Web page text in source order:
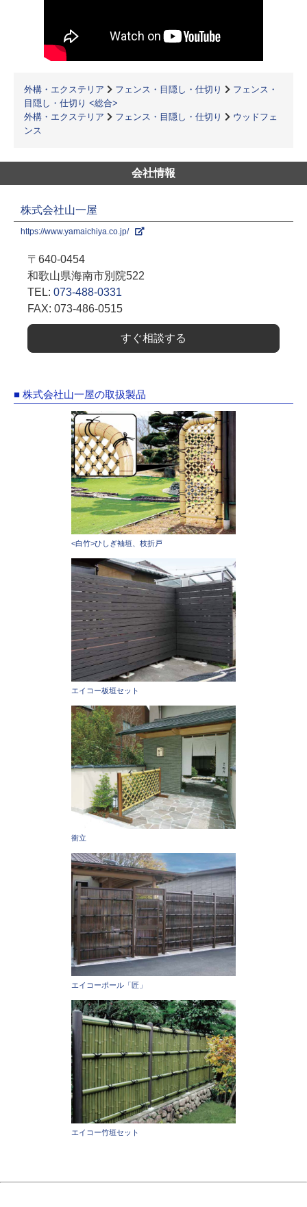
外構・エクステリア フェンス・目隠し・仕切り
フェンス・
目隠し・仕切り <総合>
外構・エクステリア
フェンス・目隠し・仕切り
ウッドフェ
ンス
会社情報
株式会社山一屋
https://www.yamaichiya.co.jp/
〒640-0454
和歌山県海南市別院522
TEL: 073-488-0331
FAX: 073-486-0515
すぐ相談する
■ 株式会社山一屋の取扱製品
<白竹>ひしぎ袖垣、枝折戸
エイコー板垣セット
衝立
エイコーポール「匠」
エイコー竹垣セット